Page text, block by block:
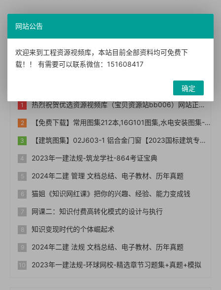
热烈祝贺优选资源视频库（宝贝资源站bb006）网站正式上线！！
【免费下载】常用图集212本,16G101图集,水电安装图集-254本【01-0014】
【建筑图集】02J603-1 铝合金门窗【2023国标建筑专业图集大全】
2023年一建法规-筑龙学社-864考证宝典
2024年二建 管理 文档总结、电子教材、历年真题
猫姐《知识网红课》把你的兴趣、经验、能力变成钱
网课二：知识付费高转化模式的设计与执行
知识变现时代的个体崛起术
2024年二建 法规 文档总结、电子教材、历年真题
2023年一建法规-环球网校-精选章节习题集+真题+模拟
网站公告
欢迎来到工程资源视频库，本站目前全部资料均可免费下
载！！ 有需要可以联系微信：151608417
确定